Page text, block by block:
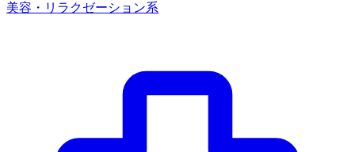
美容・リラクゼーション系